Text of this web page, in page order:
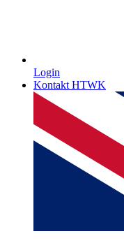
Login
Kontakt HTWK